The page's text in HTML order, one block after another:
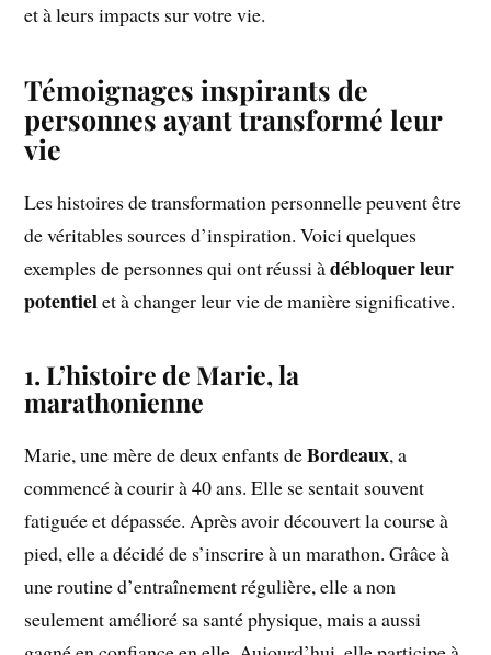
et à leurs impacts sur votre vie.
Témoignages inspirants de
personnes ayant transformé leur
vie
Les histoires de transformation personnelle peuvent être
de véritables sources d’inspiration. Voici quelques
exemples de personnes qui ont réussi àdébloquer leur
potentielet à changer leur vie de manière significative.
1. L’histoire de Marie, la
marathonienne
Marie, une mère de deux enfants deBordeaux, a
commencé à courir à 40 ans. Elle se sentait souvent
fatiguée et dépassée. Après avoir découvert la course à
pied, elle a décidé de s’inscrire à un marathon. Grâce à
une routine d’entraînement régulière, elle a non
seulement amélioré sa santé physique, mais a aussi